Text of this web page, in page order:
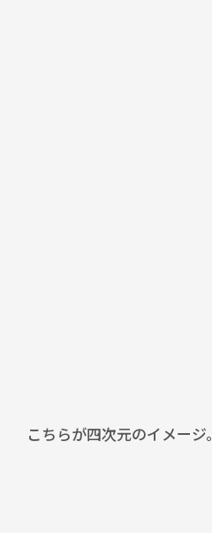
こちらが四次元のイメージ。